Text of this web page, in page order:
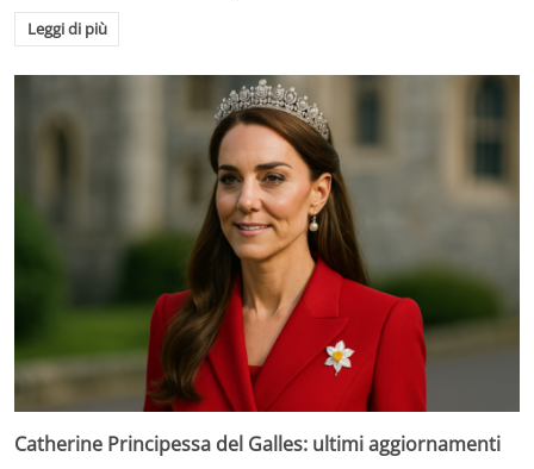
Leggi di più
Catherine Principessa del Galles: ultimi aggiornamenti